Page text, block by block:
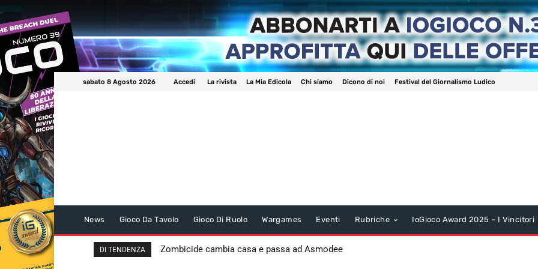
sabato 8 Agosto 2026 Accedi La rivista La Mia Edicola Chi siamo Dicono di noi Festival del Giornalismo Ludico
News Gioco Da Tavolo Gioco Di Ruolo Wargames Eventi Rubriche IoGioco Award 2025 – I Vincitori
DI TENDENZA Zombicide cambia casa e passa ad Asmodee